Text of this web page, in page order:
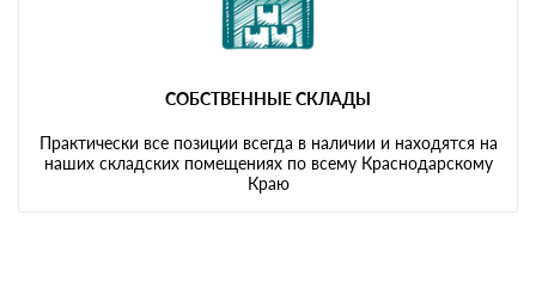
СОБСТВЕННЫЕ СКЛАДЫ
Практически все позиции всегда в наличии и находятся на
наших складских помещениях по всему Краснодарскому
Краю